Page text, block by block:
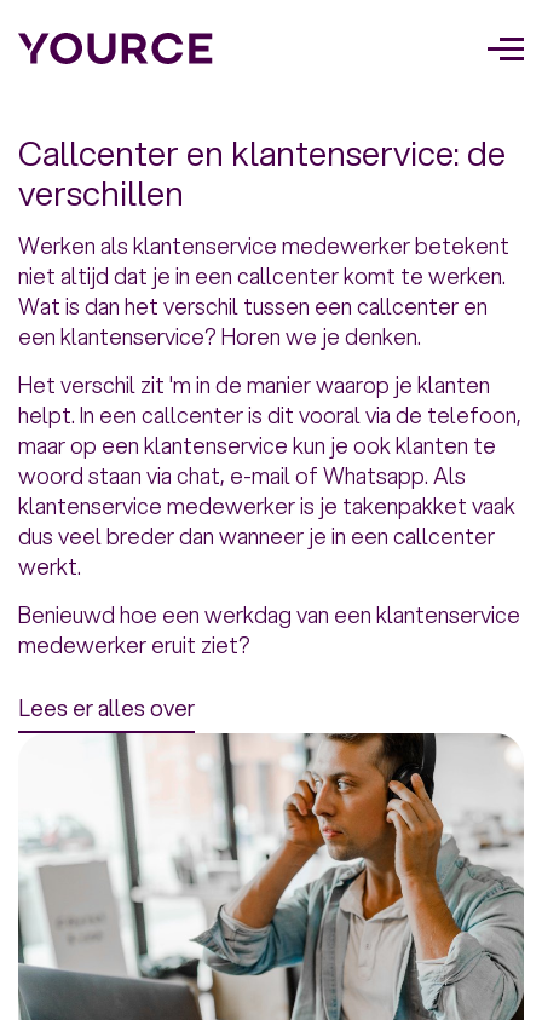
Callcenter en klantenservice: de
verschillen
Werken als klantenservice medewerker betekent
niet altijd dat je in een callcenter komt te werken.
Wat is dan het verschil tussen een callcenter en
een klantenservice? Horen we je denken.
Het verschil zit 'm in de manier waarop je klanten
helpt. In een callcenter is dit vooral via de telefoon,
maar op een klantenservice kun je ook klanten te
woord staan via chat, e-mail of Whatsapp. Als
klantenservice medewerker is je takenpakket vaak
dus veel breder dan wanneer je in een callcenter
werkt.
Benieuwd hoe een werkdag van een klantenservice
medewerker eruit ziet?
Lees er alles over